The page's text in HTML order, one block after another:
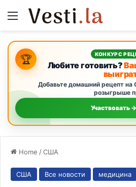
Menu
🏆 КОНКУРС
Любите готовить?
Добавьте домашний рецепт на
розыгрыше
Участвовать →
Home /США
США Все новости медицина